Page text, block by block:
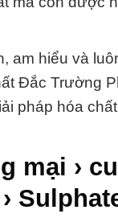
am hiểu và
Đắc Trường
pháp hóa
mại ›